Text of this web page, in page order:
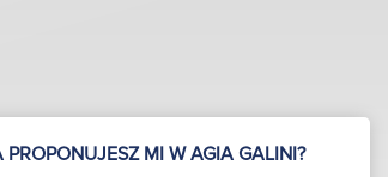
MI W AGIA GALINI?